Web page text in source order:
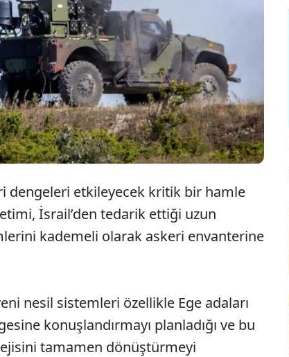
İsrail'den tedarik ettiği Spike NLOS füze
kademeli olarak devralmaya başladı. Yunan
sistemleri Türkiye'nin dibindeki adalara
dengeleri etkileyecek kritik bir hamle
İsrail’den tedarik ettiği uzun
kademeli olarak askeri envanterine
nesil sistemleri özellikle Ege adaları
konuşlandırmayı planladığı ve bu
tamamen dönüştürmeyi